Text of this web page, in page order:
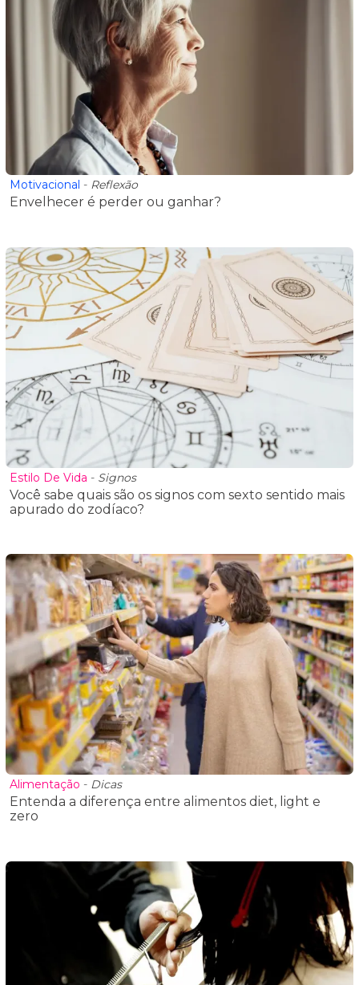
Motivacional - Reflexão
Envelhecer é perder ou ganhar?
Estilo De Vida - Signos
Você sabe quais são os signos com sexto sentido mais
apurado do zodíaco?
Alimentação - Dicas
Entenda a diferença entre alimentos diet, light e
zero